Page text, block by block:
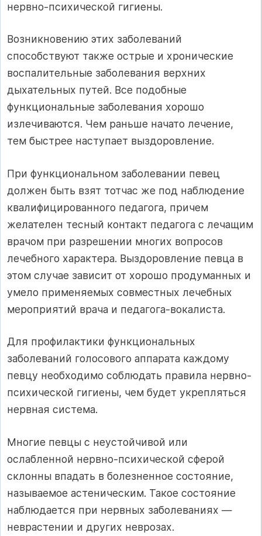
нервно-психической гигиены.
Возникновению этих заболеваний
способствуют также острые и хронические
воспалительные заболевания верхних
дыхательных путей. Все подобные
функциональные заболевания хорошо
излечиваются. Чем раньше начато лечение,
тем быстрее наступает выздоровление.
При функциональном заболевании певец
должен быть взят тотчас же под наблюдение
квалифицированного педагога, причем
желателен тесный контакт педагога с лечащим
врачом при разрешении многих вопросов
лечебного характера. Выздоровление певца в
этом случае зависит от хорошо продуманных и
умело применяемых совместных лечебных
мероприятий врача и педагога-вокалиста.
Для профилактики функциональных
заболеваний голосового аппарата каждому
певцу необходимо соблюдать правила нервно-
психической гигиены, чем будет укрепляться
нервная система.
Многие певцы с неустойчивой или
ослабленной нервно-психической сферой
склонны впадать в болезненное состояние,
называемое астеническим. Такое состояние
наблюдается при нервных заболеваниях —
неврастении и других неврозах.